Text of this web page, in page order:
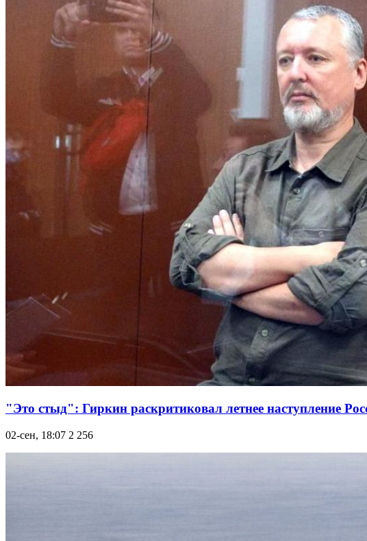
"Это стыд": Гиркин раскритиковал летнее наступление
02-сен, 18:07 2 256